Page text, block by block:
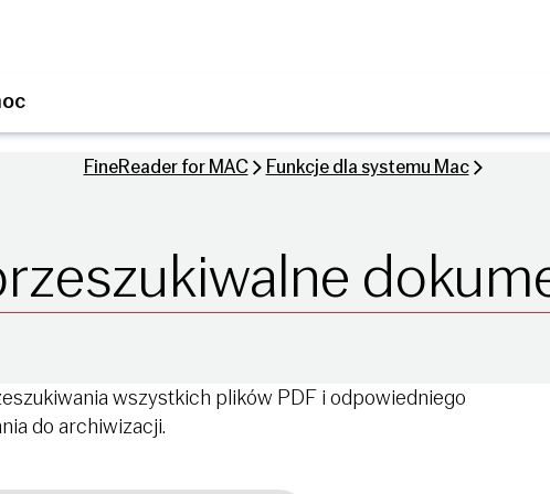
FineReader for MAC Funkcje dla systemu Mac
wszystkich plików PDF i odpowiedniego
do archiwizacji.